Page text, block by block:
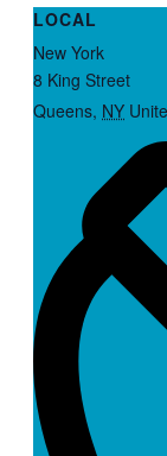
LOCAL
New York
8 King Street
Queens, NY